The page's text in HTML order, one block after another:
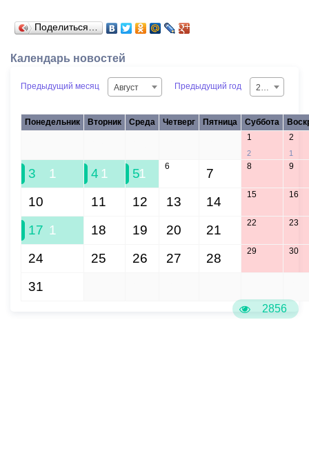
2856
Поделиться…
Календарь новостей
Предыдущий месяц Август Предыдущий год 2026
Понедельник Вторник Среда Четверг Пятница Суббота
1
2
2
1
3 1 4 1 51 6 7 8 9
10 11 12 13 14 15 16
17 1 18 19 20 21 22 23
24 25 26 27 28 29 30
31